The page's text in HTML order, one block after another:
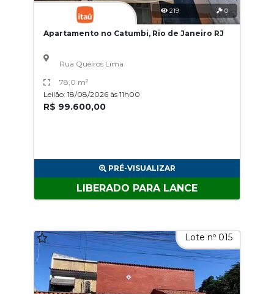
219 0
Apartamento no Catumbi, Rio de Janeiro RJ
Rua Queiros Lima
78,0 m²
Leilão: 18/08/2026 às 11h00
R$ 99.600,00
PRÉ-VISUALIZAR
LIBERADO PARA LANCE
Lote nº 015